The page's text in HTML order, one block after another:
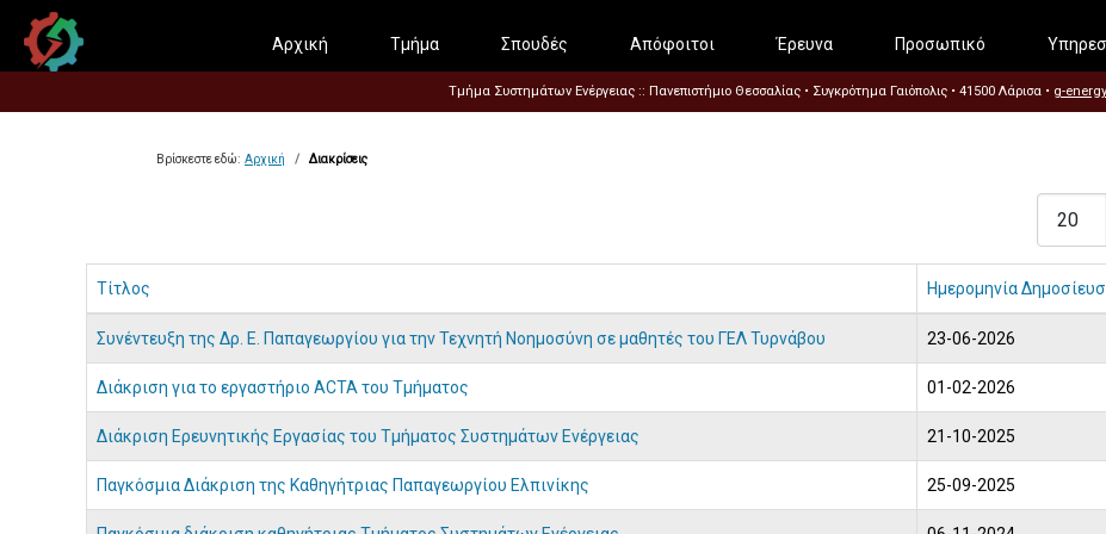
Αρχική Τμήμα Σπουδές Απόφοιτοι Έρευνα Προσωπικό
Τμήμα Συστημάτων Ενέργειας :: Πανεπιστήμιο Θεσσαλίας • Συγκρότημα Γαιόπολις • 41500 Λάρισα • g-
Βρίσκεστε εδώ: Αρχική Διακρίσεις
Άρθρα
Τίτλος Ημερομηνία
Συνέντευξη της Δρ. Ε. Παπαγεωργίου για την Τεχνητή Νοημοσύνη σε μαθητές του ΓΕΛ Τυρνάβου 23-06-2026
Διάκριση για το εργαστήριο ACTA του Τμήματος 01-02-2026
Διάκριση Ερευνητικής Εργασίας του Τμήματος Συστημάτων Ενέργειας 21-10-2025
Παγκόσμια Διάκριση της Καθηγήτριας Παπαγεωργίου Ελπινίκης 25-09-2025